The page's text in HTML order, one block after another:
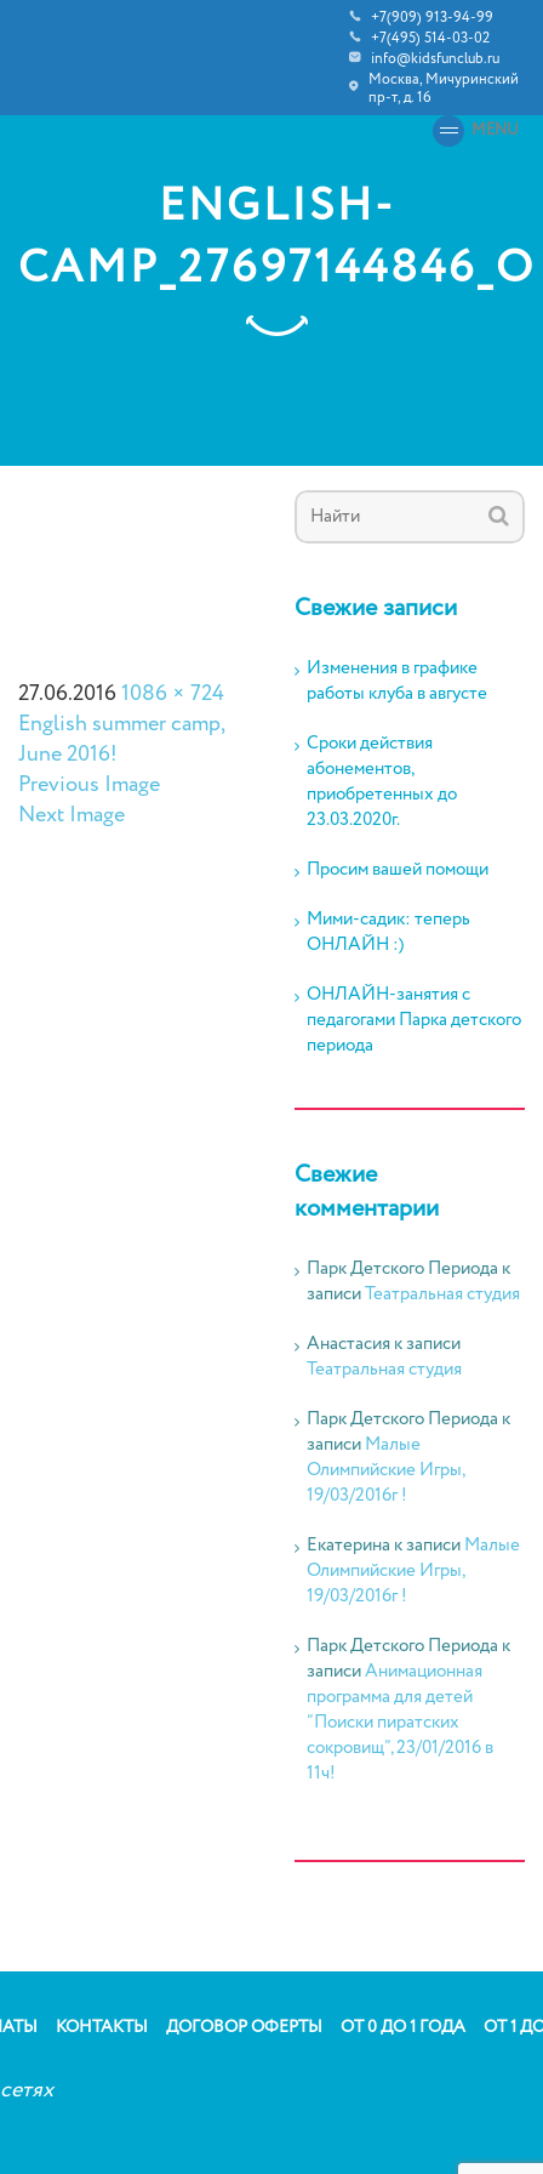
+7(909) 913-94-99
+7(495) 514-03-02
info@kidsfunclub.ru
Москва, Мичуринский
пр-т, д. 16
MENU
ENGLISH-
CAMP_27697144846_O
27.06.20161086 × 724
English summer camp,
June 2016!
Previous Image
Next Image
Свежие записи
Изменения в графике
работы клуба в августе
Сроки действия
абонементов,
приобретенных до
23.03.2020г.
Просим вашей помощи
Мими-садик: теперь
ОНЛАЙН :)
ОНЛАЙН-занятия с
педагогами Парка детского
периода
Свежие
комментарии
Парк Детского Периода к
записиТеатральная студия
Анастасияк записи
Театральная студия
Парк Детского Периода к
записиМалые
Олимпийские Игры,
19/03/2016г !
Екатерина к записиМалые
Олимпийские Игры,
19/03/2016г !
Парк Детского Периода к
записиАнимационная
программа для детей
“Поиски пиратских
сокровищ”, 23/01/2016 в
11ч!
КОНТАКТЫ ДОГОВОР ОФЕРТЫ ОТ 0 ДО 1 ГОДА ОТ 1